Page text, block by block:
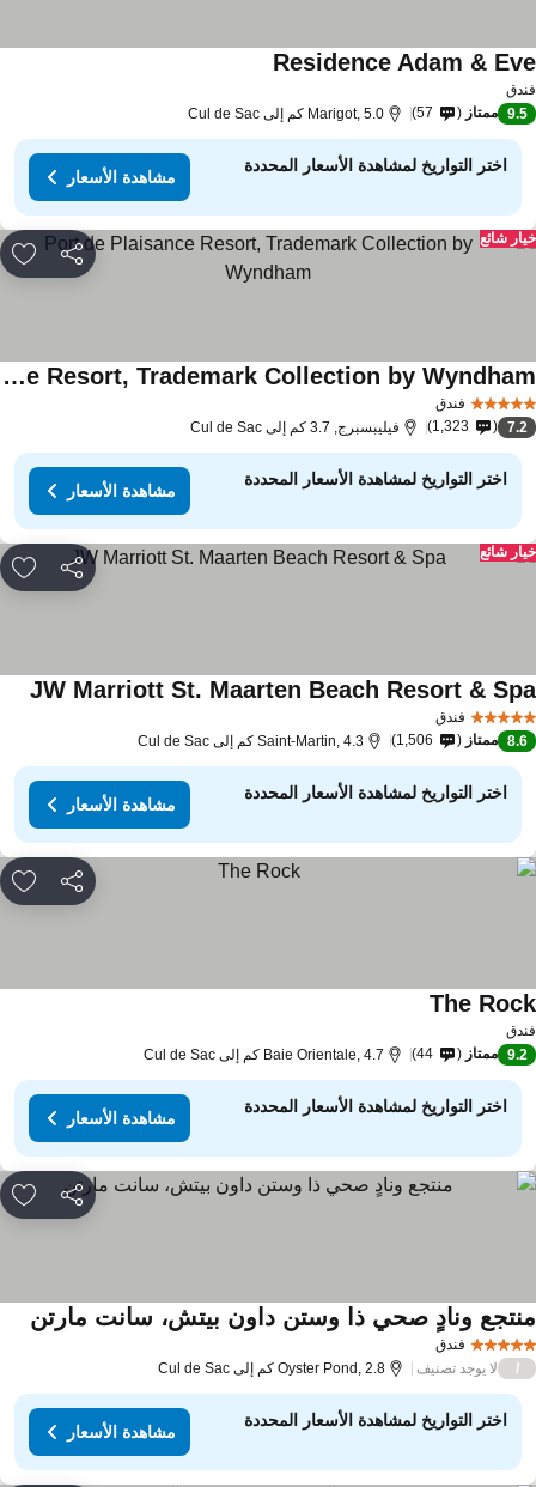
Residence Adam &
9.5 ممتاز 57 Marigot, 5.0 كم إلى Cul de Sac
اختر التواريخ لمشاهدة الأسعار المحددة
مشاهدة الأسعار
مشاركة
شائع
فندق
Port de Plaisance Resort, Trademark Collection by Wyndham
7.2
1,323 فيليبسبرج, 3.7 كم إلى Cul de Sac
اختر التواريخ لمشاهدة الأسعار المحددة
مشاهدة الأسعار
مشاركة
شائع
فندق
JW Marriott St. Maarten Beach Resort &
8.6 ممتاز 1,506 Saint-Martin, 4.3 كم إلى Cul de Sac
اختر التواريخ لمشاهدة الأسعار المحددة
مشاهدة الأسعار
مشاركة
The
9.2 ممتاز 44 Baie Orientale, 4.7 كم إلى Cul de Sac
اختر التواريخ لمشاهدة الأسعار المحددة
مشاهدة الأسعار
مشاركة
فندق
ونادٍ صحي ذا وستن داون بيتش، سانت مارتن
لا يوجد تصنيف Oyster Pond, 2.8 كم إلى Cul de Sac
اختر التواريخ لمشاهدة الأسعار المحددة
مشاهدة الأسعار